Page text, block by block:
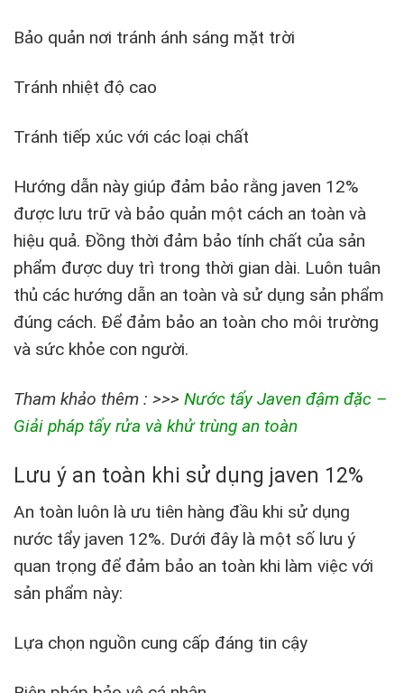
Bảo quản nơi tránh ánh sáng mặt trời
Tránh nhiệt độ cao
Tránh tiếp xúc với các loại chất
Hướng dẫn này giúp đảm bảo rằng javen 12%
được lưu trữ và bảo quản một cách an toàn và
hiệu quả. Đồng thời đảm bảo tính chất của sản
phẩm được duy trì trong thời gian dài. Luôn tuân
thủ các hướng dẫn an toàn và sử dụng sản phẩm
đúng cách. Để đảm bảo an toàn cho môi trường
và sức khỏe con người.
Tham khảo thêm : >>> Nước tẩy Javen đậm đặc –
Giải pháp tẩy rửa và khử trùng an toàn
Lưu ý an toàn khi sử dụng javen 12%
An toàn luôn là ưu tiên hàng đầu khi sử dụng
nước tẩy javen 12%. Dưới đây là một số lưu ý
quan trọng để đảm bảo an toàn khi làm việc với
sản phẩm này:
Lựa chọn nguồn cung cấp đáng tin cậy